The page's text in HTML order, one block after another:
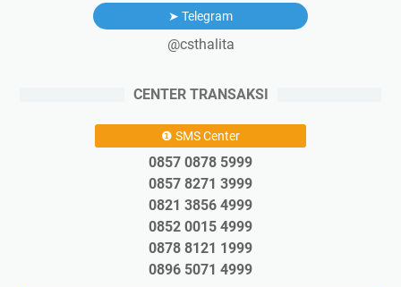
➤ Telegram
@csthalita
CENTER TRANSAKSI
❶ SMS Center
0857 0878 5999
0857 8271 3999
0821 3856 4999
0852 0015 4999
0878 8121 1999
0896 5071 4999